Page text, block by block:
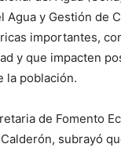
Agua y Gestión de
importantes,
y que impacten
la población.
de Fomento
subrayó